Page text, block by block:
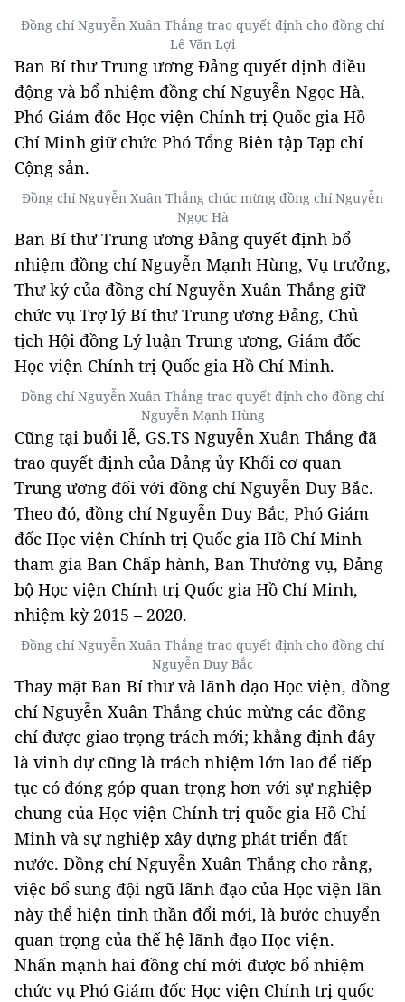
Đồng chí Nguyễn Xuân Thắng trao quyết định cho đồng chí
Lê Văn Lợi
Ban Bí thư Trung ương Đảng quyết định điều
động và bổ nhiệm đồng chí Nguyễn Ngọc Hà,
Phó Giám đốc Học viện Chính trị Quốc gia Hồ
Chí Minh giữ chức Phó Tổng Biên tập Tạp chí
Cộng sản.
Đồng chí Nguyễn Xuân Thắng chúc mừng đồng chí Nguyễn
Ngọc Hà
Ban Bí thư Trung ương Đảng quyết định bổ
nhiệm đồng chí Nguyễn Mạnh Hùng, Vụ trưởng,
Thư ký của đồng chí Nguyễn Xuân Thắng giữ
chức vụ Trợ lý Bí thư Trung ương Đảng, Chủ
tịch Hội đồng Lý luận Trung ương, Giám đốc
Học viện Chính trị Quốc gia Hồ Chí Minh.
Đồng chí Nguyễn Xuân Thắng trao quyết định cho đồng chí
Nguyễn Mạnh Hùng
Cũng tại buổi lễ, GS.TS Nguyễn Xuân Thắng đã
trao quyết định của Đảng ủy Khối cơ quan
Trung ương đối với đồng chí Nguyễn Duy Bắc.
Theo đó, đồng chí Nguyễn Duy Bắc, Phó Giám
đốc Học viện Chính trị Quốc gia Hồ Chí Minh
tham gia Ban Chấp hành, Ban Thường vụ, Đảng
bộ Học viện Chính trị Quốc gia Hồ Chí Minh,
nhiệm kỳ 2015 – 2020.
Đồng chí Nguyễn Xuân Thắng trao quyết định cho đồng chí
Nguyễn Duy Bắc
Thay mặt Ban Bí thư và lãnh đạo Học viện, đồng
chí Nguyễn Xuân Thắng chúc mừng các đồng
chí được giao trọng trách mới; khẳng định đây
là vinh dự cũng là trách nhiệm lớn lao để tiếp
tục có đóng góp quan trọng hơn với sự nghiệp
chung của Học viện Chính trị quốc gia Hồ Chí
Minh và sự nghiệp xây dựng phát triển đất
nước. Đồng chí Nguyễn Xuân Thắng cho rằng,
việc bổ sung đội ngũ lãnh đạo của Học viện lần
này thể hiện tinh thần đổi mới, là bước chuyển
quan trọng của thế hệ lãnh đạo Học viện.
Nhấn mạnh hai đồng chí mới được bổ nhiệm
chức vụ Phó Giám đốc Học viện Chính trị quốc